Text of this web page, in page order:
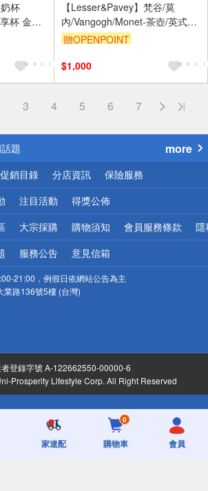
杯
杯 金益
【Lesser&Pavey】梵谷/莫
內/Vangogh/Monet-茶壺/英式茶
壺/下午茶壺/陶瓷茶壺/禮品
贈OPENPOINT
$1,000
3 4 5 6 7
地區配送
告
題
惠
區配送
頁！請小心！
more
促銷目錄 分店資訊 保險服務
注目活動 得獎公佈
大宗採購 購物須知 會員服務條款 隱
服務公告 意見信箱
21:00，例假日依網站公告為主
業路136號5樓 (台灣)
登錄字號 A-122662550-00000-6
Prosperity Lifestyle Corp. All Right Reserved
家速配
0
購物車 會員